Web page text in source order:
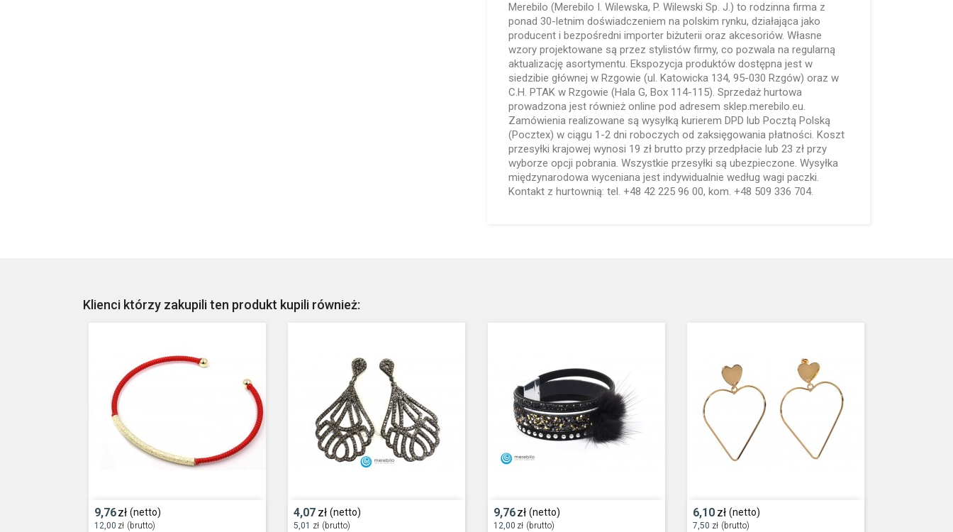
Merebilo (Merebilo I. Wilewska, P. Wilewski Sp. J.) to rodzinna firma z
ponad 30-letnim doświadczeniem na polskim rynku, działająca jako
producent i bezpośredni importer biżuterii oraz akcesoriów. Własne
wzory projektowane są przez stylistów firmy, co pozwala na regularną
aktualizację asortymentu. Ekspozycja produktów dostępna jest w
siedzibie głównej w Rzgowie (ul. Katowicka 134, 95-030 Rzgów) oraz w
C.H. PTAK w Rzgowie (Hala G, Box 114-115). Sprzedaż hurtowa
prowadzona jest również online pod adresem sklep.merebilo.eu.
Zamówienia realizowane są wysyłką kurierem DPD lub Pocztą Polską
(Pocztex) w ciągu 1-2 dni roboczych od zaksięgowania płatności. Koszt
przesyłki krajowej wynosi 19 zł brutto przy przedpłacie lub 23 zł przy
wyborze opcji pobrania. Wszystkie przesyłki są ubezpieczone. Wysyłka
międzynarodowa wyceniana jest indywidualnie według wagi paczki.
Kontakt z hurtownią: tel. +48 42 225 96 00, kom. +48 509 336 704.
Klienci którzy zakupili ten produkt kupili również:
9,76zł (netto)
12,00 zł (brutto)
4,07 zł (netto)
5,01 zł (brutto)
9,76zł (netto)
12,00 zł (brutto)
6,10 zł (netto)
7,50 zł (brutto)